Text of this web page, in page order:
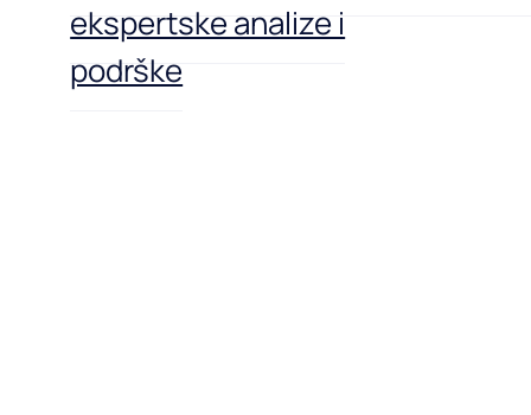
ekspertske analize i
podrške